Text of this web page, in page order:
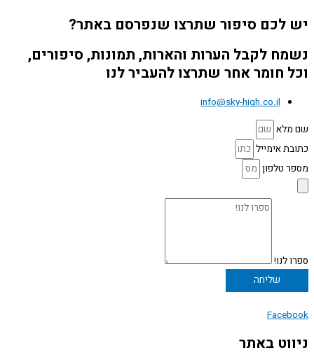
יש לכם סיפור שתרצו שנפרסם באתר?
נשמח לקבל הערות והארות, תמונות, סיפורים,
וכל חומר אחר שתרצו להעביר לנו
info@sky-high.co.il
שם מלא
כתובת אימייל
מספר טלפון
ספרו לנו!
שליחה
Facebook
ניווט באתר